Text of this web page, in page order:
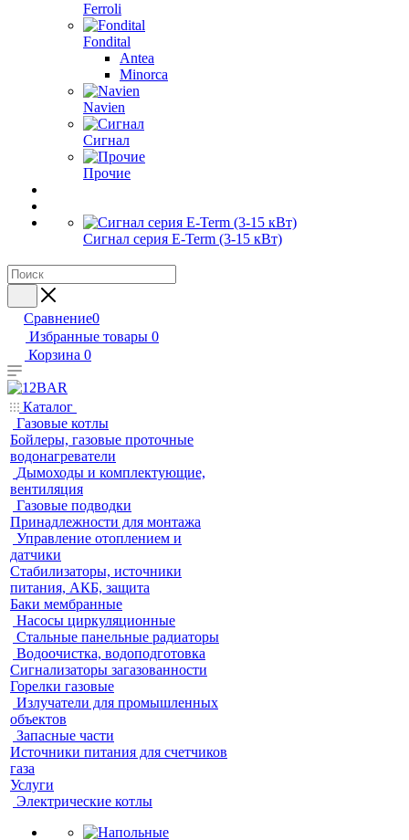
Ferroli
Fondital
Antea
Minorca
Navien
Сигнал
Прочие
Сигнал серия E-Term (3-15 кВт)
Сравнение0
Избранные товары 0
Корзина 0
Каталог
Газовые котлы
Бойлеры, газовые проточные
водонагреватели
Дымоходы и комплектующие,
вентиляция
Газовые подводки
Принадлежности для монтажа
Управление отоплением и
датчики
Стабилизаторы, источники
питания, АКБ, защита
Баки мембранные
Насосы циркуляционные
Стальные панельные радиаторы
Водоочистка, водоподготовка
Сигнализаторы загазованности
Горелки газовые
Излучатели для промышленных
объектов
Запасные части
Источники питания для счетчиков
газа
Услуги
Электрические котлы